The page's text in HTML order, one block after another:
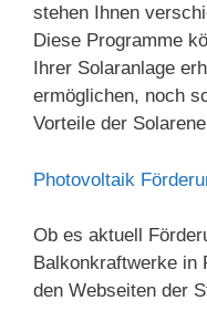
stehen Ihnen
Diese Programme
Ihrer Solaranlage
ermöglichen, noch
Vorteile der
Photovoltaik
Ob es aktuell
Balkonkraftwerke in
den Webseiten der